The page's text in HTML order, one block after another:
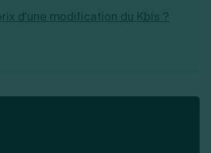
d'une modification du Kbis ?